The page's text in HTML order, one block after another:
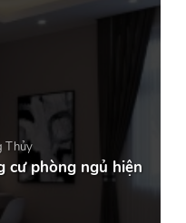
Thủy
cư phòng ngủ hiện